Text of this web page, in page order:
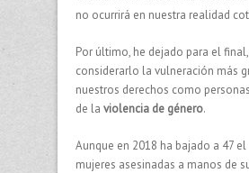
no ocurrirá en nuestra realidad
Por último, he dejado para el
considerarlo la vulneración más
nuestros derechos como
de la violencia de género.
Aunque en 2018 ha bajado a 47
mujeres asesinadas a manos de